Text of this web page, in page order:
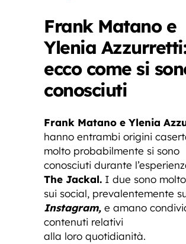
Frank Matano e
Ylenia Azzurretti:
ecco come si
conosciuti
Frank Matano e Ylenia
hanno entrambi origini
molto probabilmente si sono
conosciuti durante
The Jackal. I due sono
sui social, prevalentemente
Instagram, e amano
contenuti relativi
alla loro quotidianità.